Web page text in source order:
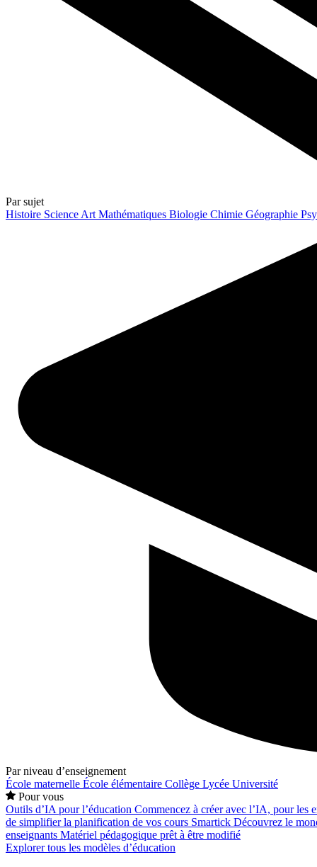
Par sujet
Histoire Science Art Mathématiques Biologie Chimie Géographie
Par niveau d’enseignement
École maternelle École élémentaire Collège Lycée Université
Pour vous
Outils d’IA pour l’éducation Commencez à créer avec l’IA, pour les
de simplifier la planification de vos cours Smartick Découvrez le
enseignants Matériel pédagogique prêt à être modifié
Explorer tous les modèles d’éducation